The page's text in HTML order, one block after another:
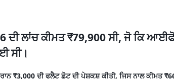
ਲਾਂਚ ਕੀਮਤ ₹79,900 ਸੀ, ਜੋ ਕਿ
ਸੀ।
₹3,000 ਦੀ ਫਲੈਟ ਛੋਟ ਦੀ ਪੇਸ਼ਕਸ਼ ਕੀਤੀ, ਜਿਸ ਨਾਲ ਕੀਮਤ